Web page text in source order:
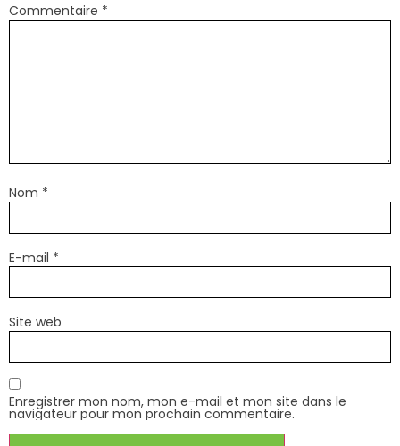
Commentaire *
Nom *
E-mail *
Site web
Enregistrer mon nom, mon e-mail et mon site dans le
navigateur pour mon prochain commentaire.